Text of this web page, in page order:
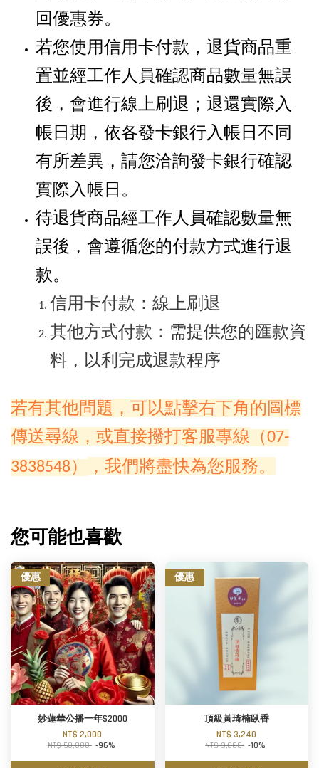
回優惠券。
若您使用信用卡付款，退貨商品重
置並經工作人員確認商品數量無誤
後，會進行線上刷退；退還實際入
帳日期，依各發卡銀行入帳日不同
有所差異，請您洽詢發卡銀行確認
實際入帳日。
待退貨商品經工作人員確認數量無
誤後，會遵循您的付款方式進行退
款。
信用卡付款：線上刷退
其他方式付款：需提供您的匯款資
料，以利完成退款程序
若有其他問題，可以點擊右下角的圖標
傳送尋線，或直接撥打客服專線 （07-
3838548）
，我們將盡快為您服務。
您可能也喜歡
優惠
妙蓮華公播一年$2000
NT$ 2,000
NT$ 50,000 -96%
優惠
頂級黃琦楠臥香
NT$ 3,240
NT$ 3,600 -10%